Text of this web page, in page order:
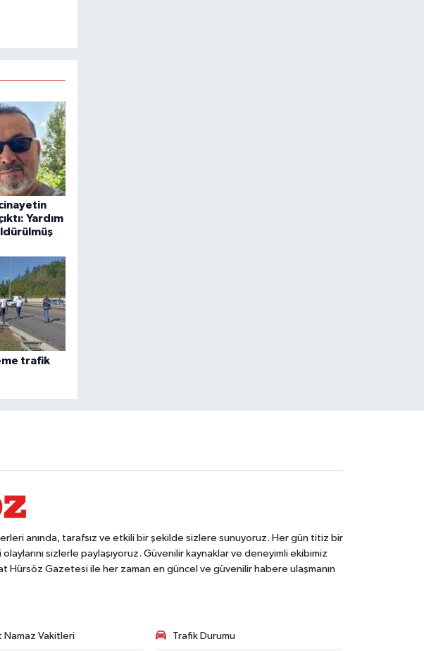
Yardım
trafik
anında, tarafsız ve etkili bir şekilde sizlere sunuyoruz. Her gün titiz bir
sizlerle paylaşıyoruz. Güvenilir kaynaklar ve deneyimli ekibimiz
Hürsöz Gazetesi ile her zaman en güncel ve güvenilir habere ulaşmanın
Namaz Vakitleri Trafik Durumu